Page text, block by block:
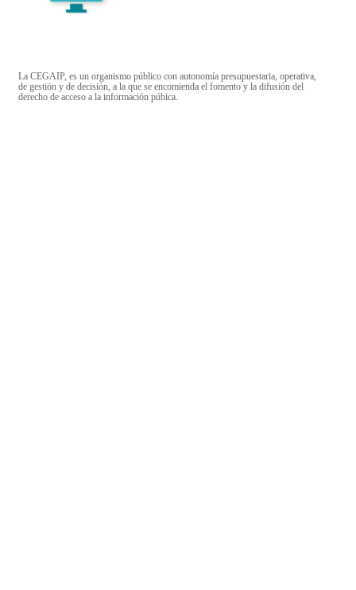
La CEGAIP, es un organismo público con autonomía presupuestaria, operativa,
de gestión y de decisión, a la que se encomienda el fomento y la difusión del
derecho de acceso a la información púbica.